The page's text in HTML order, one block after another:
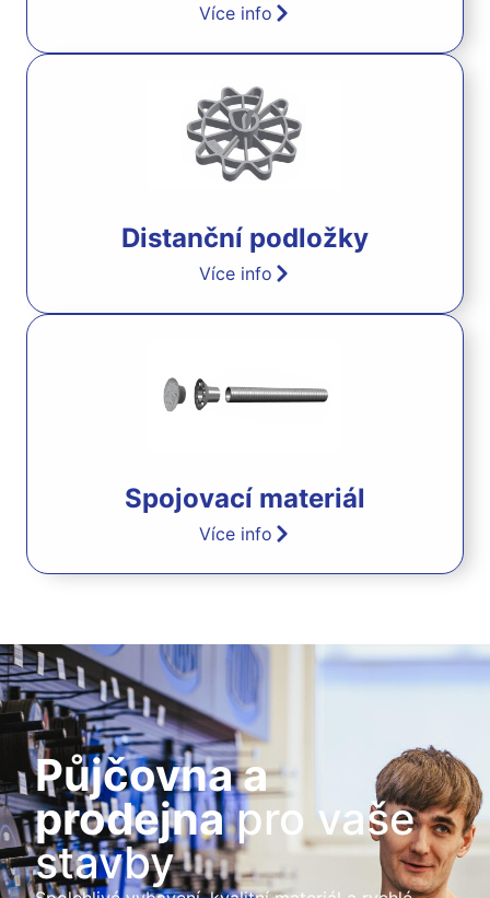
Více info
Distanční podložky
Více info
Spojovací materiál
Více info
Půjčovna a
prodejnapro vaše
stavby